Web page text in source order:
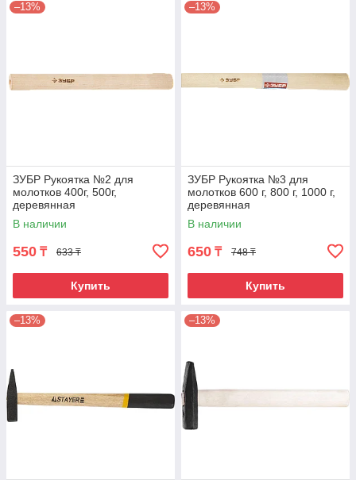
–13%
ЗУБР Рукоятка №2 для
молотков 400г, 500г,
деревянная
В наличии
550 ₸ 633 ₸
Купить
–13%
ЗУБР Рукоятка №3 для
молотков 600 г, 800 г, 1000 г,
деревянная
В наличии
650 ₸ 748 ₸
Купить
–13% –13%